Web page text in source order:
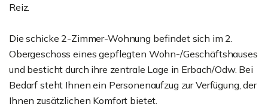
Reiz.
Die schicke 2-Zimmer-Wohnung befindet sich im 2.
Obergeschoss eines gepflegten Wohn-/Geschäftshauses
und besticht durch ihre zentrale Lage in Erbach/Odw. Bei
Bedarf steht Ihnen ein Personenaufzug zur Verfügung, der
Ihnen zusätzlichen Komfort bietet.